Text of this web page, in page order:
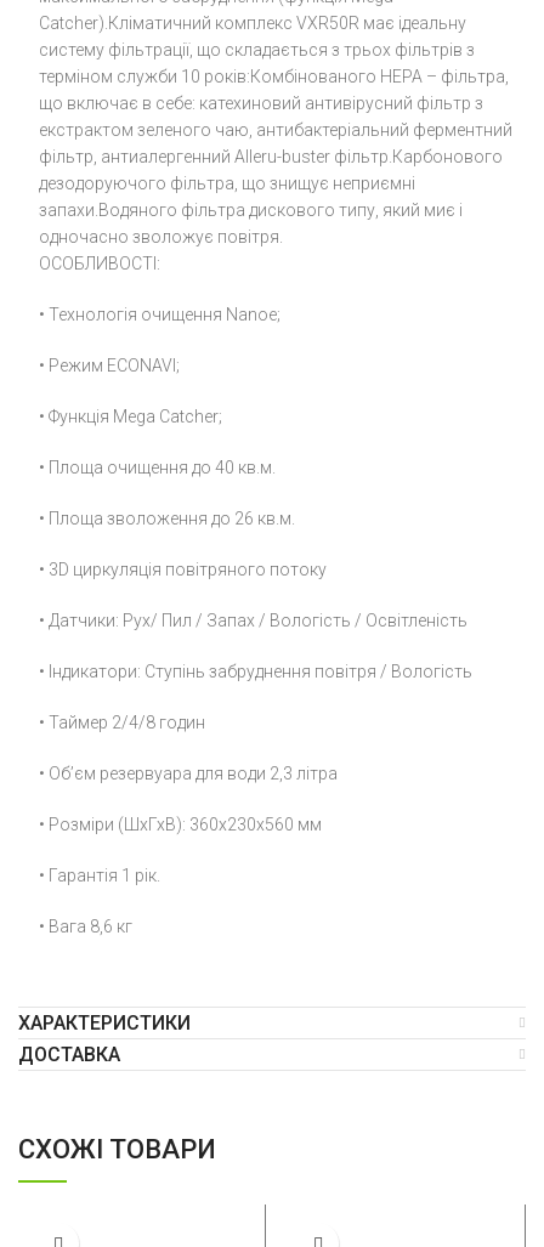
Catcher).Кліматичний комплекс VXR50R має ідеальну
систему фільтрації, що складається з трьох фільтрів з
терміном служби 10 років:Комбінованого НЕРА – фільтра,
що включає в себе: катехиновий антивірусний фільтр з
екстрактом зеленого чаю, антибактеріальний ферментний
фільтр, антиалергенний Alleru-buster фільтр.Карбонового
дезодоруючого фільтра, що знищує неприємні
запахи.Водяного фільтра дискового типу, який миє і
одночасно зволожує повітря.
ОСОБЛИВОСТІ:
• Технологія очищення Nanoe;
• Режим ECONAVI;
• Функція Mega Catcher;
• Площа очищення до 40 кв.м.
• Площа зволоження до 26 кв.м.
• 3D циркуляція повітряного потоку
• Датчики: Рух/ Пил / Запах / Вологість / Освітленість
• Індикатори: Ступінь забруднення повітря / Вологість
• Таймер 2/4/8 годин
• Об’єм резервуара для води 2,3 літра
• Розміри (ШхГхВ): 360x230x560 мм
• Гарантія 1 рік.
• Вага 8,6 кг
ХАРАКТЕРИСТИКИ
ДОСТАВКА
СХОЖІ ТОВАРИ